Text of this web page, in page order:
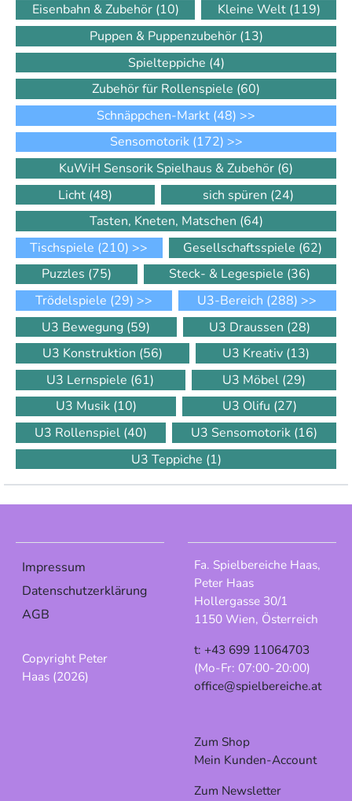
Eisenbahn & Zubehör (10) Kleine Welt (119)
Puppen & Puppenzubehör (13)
Spielteppiche (4)
Zubehör für Rollenspiele (60)
Schnäppchen-Markt (48) >>
Sensomotorik (172) >>
KuWiH Sensorik Spielhaus & Zubehör (6)
Licht (48) sich spüren (24)
Tasten, Kneten, Matschen (64)
Tischspiele (210) >> Gesellschaftsspiele (62)
Puzzles (75) Steck- & Legespiele (36)
Trödelspiele (29) >> U3-Bereich (288) >>
U3 Bewegung (59) U3 Draussen (28)
U3 Konstruktion (56) U3 Kreativ (13)
U3 Lernspiele (61) U3 Möbel (29)
U3 Musik (10) U3 Olifu (27)
U3 Rollenspiel (40) U3 Sensomotorik (16)
U3 Teppiche (1)
Impressum
Datenschutzerklärung
AGB
Copyright Peter
Haas (2026)
Fa. Spielbereiche Haas,
Peter Haas
Hollergasse 30/1
1150 Wien, Österreich
t: +43 699 11064703
(Mo-Fr: 07:00-20:00)
office@spielbereiche.at
Zum Shop
Mein Kunden-Account
Zum Newsletter